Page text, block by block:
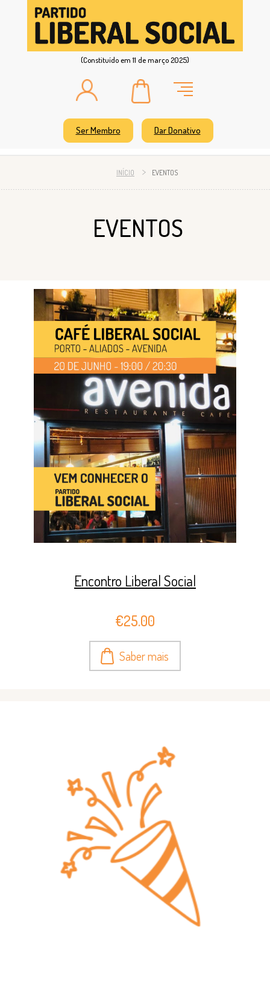
(Constituído em 11 de março 2025)
Ser Membro Dar Donativo
INÍCIO EVENTOS
EVENTOS
Encontro Liberal Social
€25.00
Saber mais